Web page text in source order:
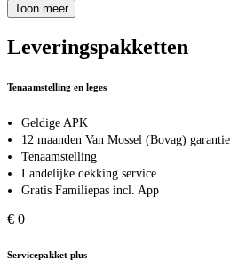
Toon meer
Leveringspakketten
Tenaamstelling en leges
Geldige APK
12 maanden Van Mossel (Bovag) garantie
Tenaamstelling
Landelijke dekking service
Gratis Familiepas incl. App
€ 0
Servicepakket plus